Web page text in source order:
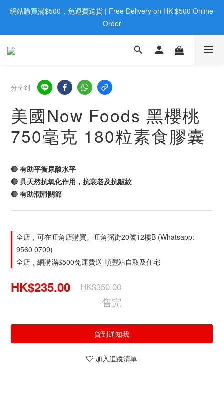
歡迎親臨旺角店購買：旺角弼街20號12樓B  |  RealDeal 保健品 |
WhatsApp 9560 0709
網站購買滿$500，免運費送貨 | Free Delivery on HK $500 Online
Order
歡迎親臨旺角店購買：旺角弼街20號12樓B  |  RealDeal 保健品 |
分享到
美國Now Foods 黑櫻桃
750毫克 180粒素食膠囊
🔴 有助平衡尿酸水平
🔴 具天然抗氧化作用，抗衰老及抗皺紋
🔴 有助潤滑關節
全店，可在旺角店購買。旺角弼街20號12樓B (Whatsapp:
9560 0709)
全店，網購滿$500免運費送 順豐站自取及住宅
HK$235.00 HK$350.00
售完
貨到通知我
加入追蹤清單